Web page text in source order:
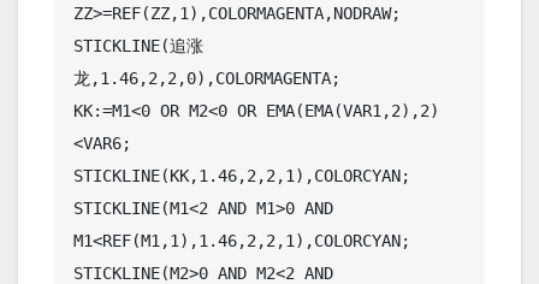
ZZ>=REF(ZZ,1),COLORMAGENTA,NODRAW;
STICKLINE(追涨
龙,1.46,2,2,0),COLORMAGENTA;
KK:=M1<0 OR M2<0 OR EMA(EMA(VAR1,2),2)
<VAR6;
STICKLINE(KK,1.46,2,2,1),COLORCYAN;
STICKLINE(M1<2 AND M1>0 AND
M1<REF(M1,1),1.46,2,2,1),COLORCYAN;
STICKLINE(M2>0 AND M2<2 AND